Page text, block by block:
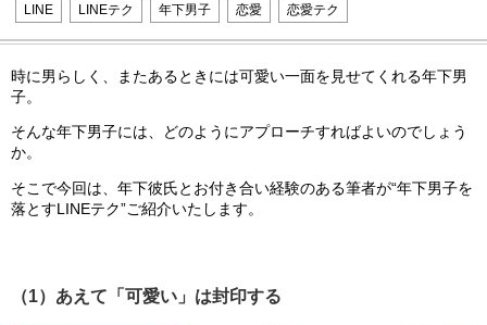
LINE LINEテク 年下男子 恋愛 恋愛テク
時に男らしく、またあるときには可愛い一面を見せてくれる年下男
子。
そんな年下男子には、どのようにアプローチすればよいのでしょう
か。
そこで今回は、年下彼氏とお付き合い経験のある筆者が“年下男子を
落とすLINEテク”ご紹介いたします。
（1）あえて「可愛い」は封印する